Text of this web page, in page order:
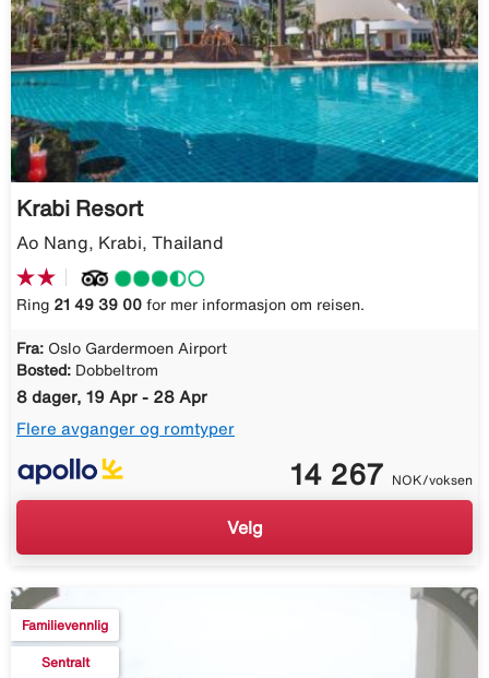
Krabi Resort
Ao Nang, Krabi, Thailand
Ring 21 49 39 00 for mer informasjon om reisen.
Fra: Oslo Gardermoen Airport
Bosted: Dobbeltrom
8 dager, 19 Apr - 28 Apr
Flere avganger og romtyper
14 267 NOK/voksen
Velg
Familievennlig
Sentralt